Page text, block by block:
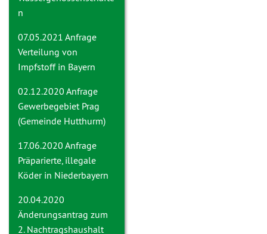
n
07.05.2021 Anfrage
Verteilung von
Impfstoff in Bayern
02.12.2020 Anfrage
Gewerbegebiet Prag
(Gemeinde Hutthurm)
17.06.2020 Anfrage
Präparierte, illegale
Köder in Niederbayern
20.04.2020
Änderungsantrag zum
2. Nachtragshaushalt